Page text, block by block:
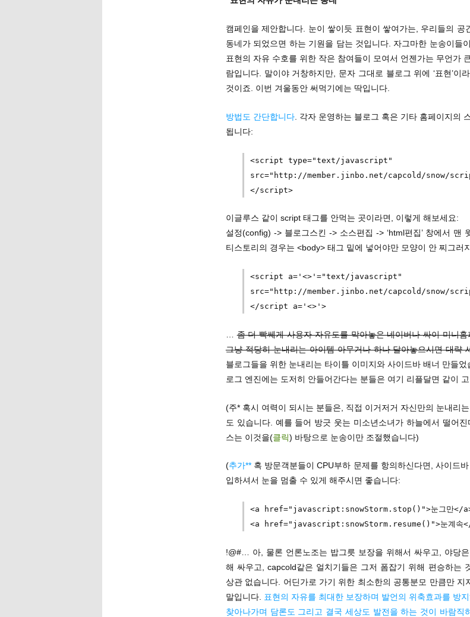
캠페인을 제안합니다. 눈이 쌓이듯 표현이 쌓여가는, 우리들의 공
동네가 되었으면 하는 기원을 담는 것입니다. 자그마한 눈송이들
표현의 자유 수호를 위한 작은 참여들이 모여서 언젠가는 무언가
람입니다. 말이야 거창하지만, 문자 그대로 블로그 위에 ‘표현’이
것이죠. 이번 겨울동안 써먹기에는 딱입니다.
방법도 간단합니다. 각자 운영하는 블로그 혹은 기타 홈페이지의
됩니다:
<script type="text/javascript"
src="http://member.jinbo.net/capcold/snow/
</script>
이글루스 같이 script 태그를 안먹는 곳이라면, 이렇게 해보세요:
설정(config) -> 블로그스킨 -> 소스편집 -> ‘html편집’ 창에서 맨
티스토리의 경우는 <body> 태그 밑에 넣어야만 모양이 안 찌그러
<script a='<>'="text/javascript"
src="http://member.jinbo.net/capcold/snow/
</script a='<>'>
…좀 더 빡쎄게 사용자 자유도를 막아놓은 네이버나 싸이 미니
그냥 적당히 눈내리는 아이템 아무거나 하나 달아놓으시면 대략
블로그들을 위한 눈내리는 타이틀 이미지와 사이드바 배너 만들었
로그 엔진에는 도저히 안들어간다는 분들은 여기 리플달면 같이 고
(주* 혹시 여력이 되시는 분들은, 직접 이거저거 자신만의 눈내리
도 있습니다. 예를 들어 방긋 웃는 미소년소녀가 하늘에서 떨어
스는 이것을(클릭) 바탕으로 눈송이만 조절했습니다)
(추가**혹 방문객분들이 CPU부하 문제를 항의하신다면, 사이드
입하셔서 눈을 멈출 수 있게 해주시면 좋습니다:
<a href="javascript:snowStorm.stop()">눈그만</
<a href="javascript:snowStorm.resume()">눈계속
!@#… 아, 물론 언론노조는 밥그릇 보장을 위해서 싸우고, 야당
해 싸우고, capcold같은 얼치기들은 그저 폼잡기 위해 편승하는
상관 없습니다. 어딘가로 가기 위한 최소한의 공통분모 만큼만 지
말입니다.
표현의 자유를 최대한 보장하며 발언의 위축효과를 방
찾아나가며 담론도 그리고 결국 세상도 발전을 하는 것이 바람직